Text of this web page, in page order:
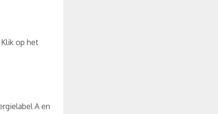
op het
A en